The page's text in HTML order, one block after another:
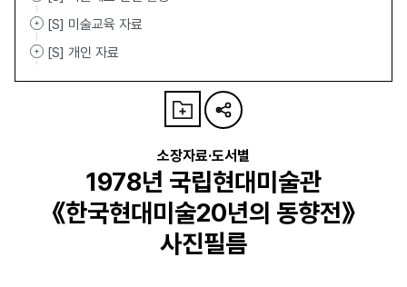
[S] 미술교육 자료
[S] 개인 자료
소장자료·도서별
1978년 국립현대미술관
《한국현대미술20년의 동향전》
사진필름